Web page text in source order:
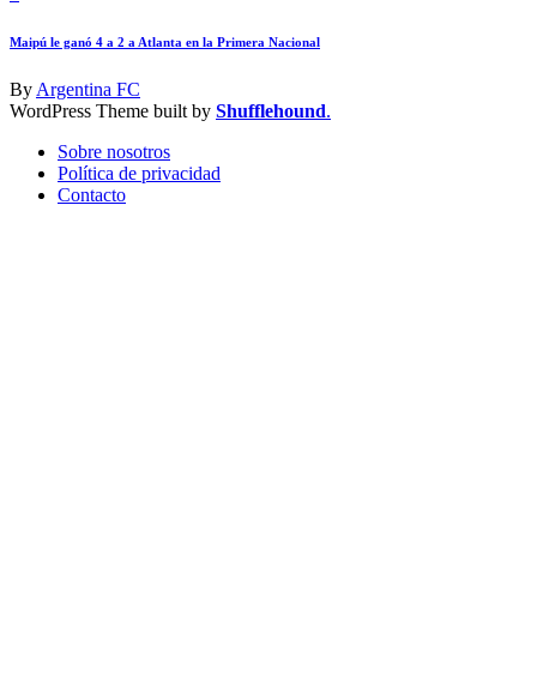
Maipú le ganó 4 a 2 a Atlanta en la Primera Nacional
ByArgentina FC
WordPress Theme built by Shufflehound.
Sobre nosotros
Política de privacidad
Contacto